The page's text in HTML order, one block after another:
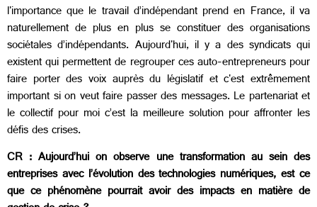
l'importance que le travail d’indépendant prend en France, il va
naturellement de plus en plus se constituer des organisations
sociétales d’indépendants. Aujourd'hui, il y a des syndicats qui
existent qui permettent de regrouper ces auto-entrepreneurs pour
faire porter des voix auprès du législatif et c'est extrêmement
important si on veut faire passer des messages. Le partenariat et
le collectif pour moi c’est la meilleure solution pour affronter les
défis des crises.
CR : Aujourd’hui on observe une transformation au sein des
entreprises avec l’évolution des technologies numériques, est ce
que ce phénomène pourrait avoir des impacts en matière de